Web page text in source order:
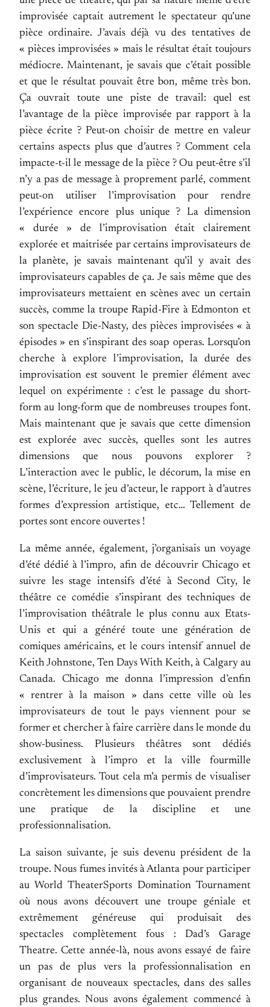
improvisée captait autrement le spectateur qu’une
pièce ordinaire. J’avais déjà vu des tentatives de
« pièces improvisées » mais le résultat était toujours
médiocre. Maintenant, je savais que c’était possible
et que le résultat pouvait être bon, même très bon.
Ça ouvrait toute une piste de travail: quel est
l’avantage de la pièce improvisée par rapport à la
pièce écrite ? Peut-on choisir de mettre en valeur
certains aspects plus que d’autres ? Comment cela
impacte-t-il le message de la pièce ? Ou peut-être s’il
n’y a pas de message à proprement parlé, comment
peut-on utiliser l’improvisation pour rendre
l’expérience encore plus unique ? La dimension
« durée » de l’improvisation était clairement
explorée et maitrisée par certains improvisateurs de
la planète, je savais maintenant qu’il y avait des
improvisateurs capables de ça. Je sais même que des
improvisateurs mettaient en scènes avec un certain
succès, comme la troupe Rapid-Fire à Edmonton et
son spectacle Die-Nasty, des pièces improvisées « à
épisodes » en s’inspirant des soap operas. Lorsqu’on
cherche à explore l’improvisation, la durée des
improvisation est souvent le premier élément avec
lequel on expérimente : c’est le passage du short-
form au long-form que de nombreuses troupes font.
Mais maintenant que je savais que cette dimension
est explorée avec succès, quelles sont les autres
dimensions que nous pouvons explorer ?
L’interaction avec le public, le décorum, la mise en
scène, l’écriture, le jeu d’acteur, le rapport à d’autres
formes d’expression artistique, etc… Tellement de
portes sont encore ouvertes !
La même année, également, j’organisais un voyage
d’été dédié à l’impro, afin de découvrir Chicago et
suivre les stage intensifs d’été à Second City, le
théâtre ce comédie s’inspirant des techniques de
l’improvisation théâtrale le plus connu aux Etats-
Unis et qui a généré toute une génération de
comiques américains, et le cours intensif annuel de
Keith Johnstone, Ten Days With Keith, à Calgary au
Canada. Chicago me donna l’impression d’enfin
« rentrer à la maison » dans cette ville où les
improvisateurs de tout le pays viennent pour se
former et chercher à faire carrière dans le monde du
show-business. Plusieurs théâtres sont dédiés
exclusivement à l’impro et la ville fourmille
d’improvisateurs. Tout cela m’a permis de visualiser
concrètement les dimensions que pouvaient prendre
une pratique de la discipline et une
professionnalisation.
La saison suivante, je suis devenu président de la
troupe. Nous fumes invités à Atlanta pour participer
au World TheaterSports Domination Tournament
où nous avons découvert une troupe géniale et
extrêmement généreuse qui produisait des
spectacles complètement fous : Dad’s Garage
Theatre. Cette année-là, nous avons essayé de faire
un pas de plus vers la professionnalisation en
organisant de nouveaux spectacles, dans des salles
plus grandes. Nous avons également commencé à